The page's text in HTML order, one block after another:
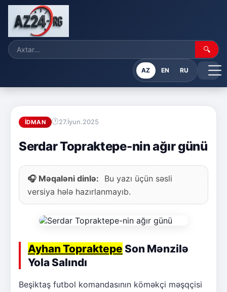
🔍
AZ EN RU
İDMAN 27.İyun.2025
Serdar Topraktepe-nin ağır günü
🎧 Məqaləni dinlə:
Bu yazı üçün səsli
versiya hələ hazırlanmayıb.
Ayhan Topraktepe Son Mənzilə
Yola Salındı
Beşiktaş futbol komandasının köməkçi məşqçisi